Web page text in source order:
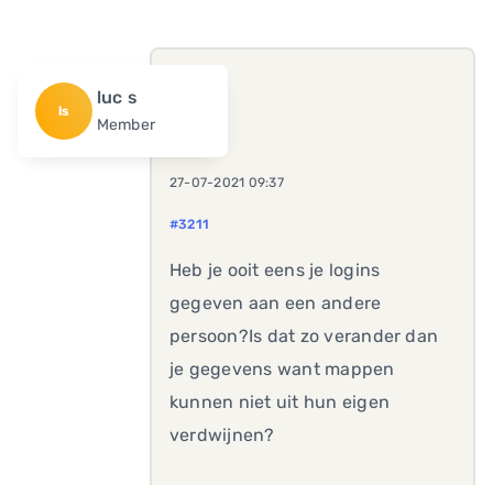
ls
luc s
Member
27-07-2021 09:37
#3211
Heb je ooit eens je logins
gegeven aan een andere
persoon?Is dat zo verander dan
je gegevens want mappen
kunnen niet uit hun eigen
verdwijnen?